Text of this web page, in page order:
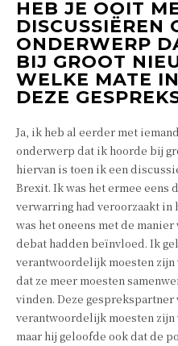
HEB JE OOIT
DISCUSSIËREN
ONDERWERP
BIJ GROOT
WELKE MATE
DEZE
Ja, ik heb al eerder met
onderwerp dat ik hoorde bij
hiervan is toen ik een
Brexit. Ik was het ermee eens
verwarring had veroorzaakt
was het oneens met de
debat hadden beïnvloed. Ik
verantwoordelijk moesten zijn
dat ze meer moesten
vinden. Deze
verantwoordelijk moesten zijn
maar hij geloofde ook dat de